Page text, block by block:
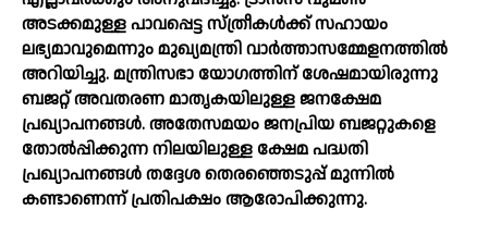
അടക്കമുള്ള പാവപ്പെട്ട സ്ത്രീകള്‍ക്ക് സഹായം
ലഭ്യമാവുമെന്നും മുഖ്യമന്ത്രി വാര്‍ത്താസമ്മേളനത്തില്‍
അറിയിച്ചു. മന്ത്രിസഭാ യോഗത്തിന് ശേഷമായിരുന്നു
ബജറ്റ് അവതരണ മാതൃകയിലുള്ള ജനക്ഷേമ
പ്രഖ്യാപനങ്ങള്‍. അതേസമയം ജനപ്രിയ ബജറ്റുകളെ
തോല്‍പ്പിക്കുന്ന നിലയിലുള്ള ക്ഷേമ പദ്ധതി
പ്രഖ്യാപനങ്ങള്‍ തദ്ദേശ തെരഞ്ഞെടുപ്പ് മുന്നില്‍
കണ്ടാണെന്ന് പ്രതിപക്ഷം ആരോപിക്കുന്നു.